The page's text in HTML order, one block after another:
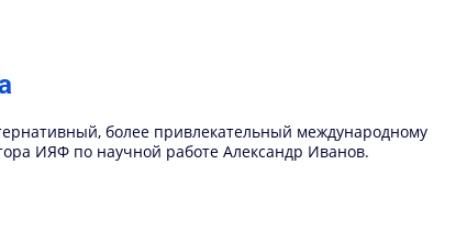
более привлекательный международному
ИЯФ по научной работе Александр Иванов.